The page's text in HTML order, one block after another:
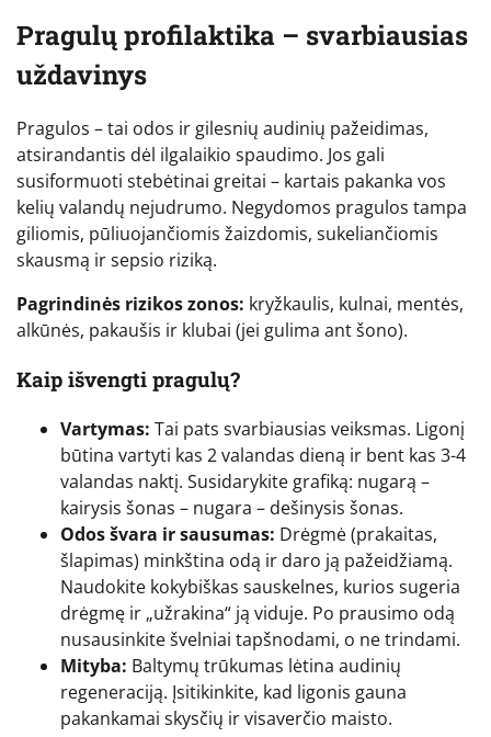
Pragulų profilaktika – svarbiausias
uždavinys
Pragulos – tai odos ir gilesnių audinių pažeidimas,
atsirandantis dėl ilgalaikio spaudimo. Jos gali
susiformuoti stebėtinai greitai – kartais pakanka vos
kelių valandų nejudrumo. Negydomos pragulos tampa
giliomis, pūliuojančiomis žaizdomis, sukeliančiomis
skausmą ir sepsio riziką.
Pagrindinės rizikos zonos: kryžkaulis, kulnai, mentės,
alkūnės, pakaušis ir klubai (jei gulima ant šono).
Kaip išvengti pragulų?
Vartymas: Tai pats svarbiausias veiksmas. Ligonį
būtina vartyti kas 2 valandas dieną ir bent kas 3-4
valandas naktį. Susidarykite grafiką: nugarą –
kairysis šonas – nugara – dešinysis šonas.
Odos švara ir sausumas: Drėgmė (prakaitas,
šlapimas) minkština odą ir daro ją pažeidžiamą.
Naudokite kokybiškas sauskelnes, kurios sugeria
drėgmę ir „užrakina“ ją viduje. Po prausimo odą
nusausinkite švelniai tapšnodami, o ne trindami.
Mityba: Baltymų trūkumas lėtina audinių
regeneraciją. Įsitikinkite, kad ligonis gauna
pakankamai skysčių ir visaverčio maisto.